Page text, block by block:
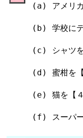
(a) アメリカ
(b) 学校にテ
(c) シャツを
(d) 蜜柑を【
(e) 猫を【４
(f) スーパー